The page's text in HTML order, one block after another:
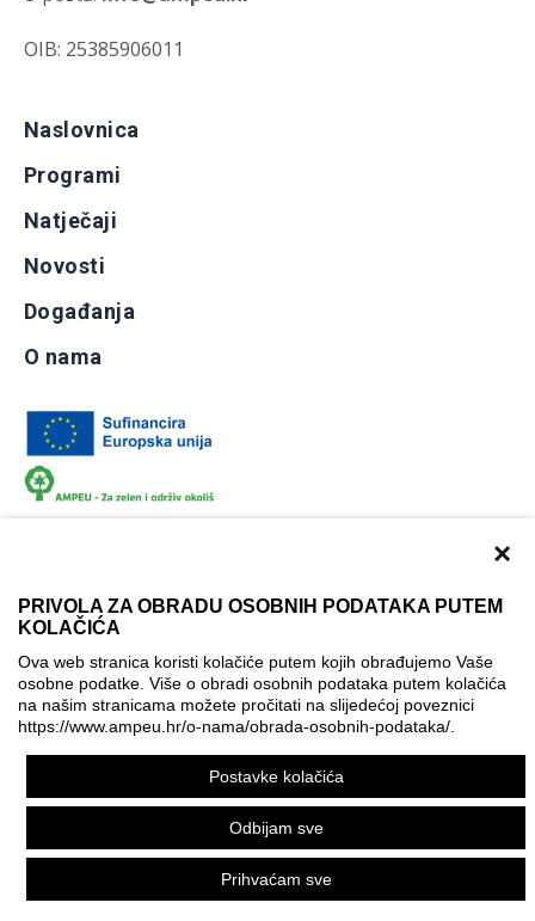
×
PRIVOLA ZA OBRADU OSOBNIH PODATAKA PUTEM
KOLAČIĆA
Ova web stranica koristi kolačiće putem kojih obrađujemo Vaše
osobne podatke. Više o obradi osobnih podataka putem kolačića
na našim stranicama možete pročitati na slijedećoj poveznici
https://www.ampeu.hr/o-nama/obrada-osobnih-podataka/
Postavke kolačića
Odbijam sve
Prihvaćam sve
OIB: 25385906011
Naslovnica
Programi
Natječaji
Novosti
Događanja
O nama
Izjava o pristupačnosti
Politika korištenja kolačića
Postavke kolačića
Ova mrežna stranica je ostvarena uz financijsku potporu
Europske komisije. Ona izražava isključivo stajalište autora
mrežne stranice i Komisija se ne može smatrati odgovornom
pri upotrebi informacija koje se na njoj nalaze.